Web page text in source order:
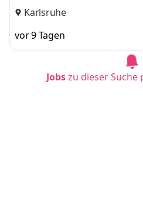
Karlsruhe
vor 9 Tagen
Jobszu dieser Suche